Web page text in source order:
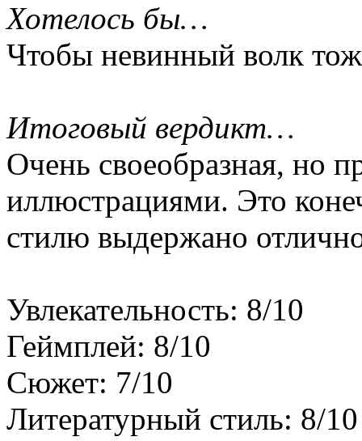
Хотелось бы…
Чтобы невинный волк
Итоговый вердикт…
Очень своеобразная, но
иллюстрациями. Это
стилю выдержано
Увлекательность: 8/10
Геймплей: 8/10
Сюжет: 7/10
Литературный стиль: 8/10